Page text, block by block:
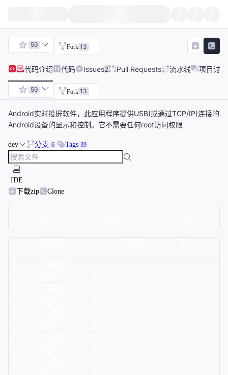
59 Fork 13
代码介绍 代码 Issues2 Pull Requests 流水线 项目讨论
59 Fork 13
Android实时投屏软件，此应用程序提供USB(或通过TCP/IP)连接的
Android设备的显示和控制。它不需要任何root访问权限
dev 分支 6 Tags 39
IDE
下载zip
Clone